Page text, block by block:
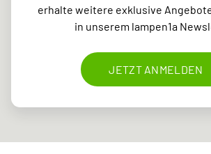
erhalte weitere exklusive
in unserem lampen1a
JETZT ANMELDEN